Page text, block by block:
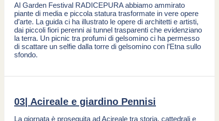
Al Garden Festival RADICEPURA abbiamo ammirato
piante di media e piccola statura trasformate in vere opere
d’arte. La guida ci ha illustrato le opere di architetti e artisti,
dai piccoli fiori perenni ai tunnel trasparenti che evidenziano
la terra. Un picnic tra profumi di gelsomino ci ha permesso
di scattare un selfie dalla torre di gelsomino con l’Etna sullo
sfondo.
03| Acireale e giardino Pennisi
La giornata è proseguita ad Acireale tra storia, cattedrali e